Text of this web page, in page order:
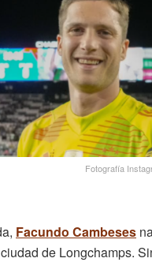
Fotografía
Facundo Cambeses
de Longchamps.